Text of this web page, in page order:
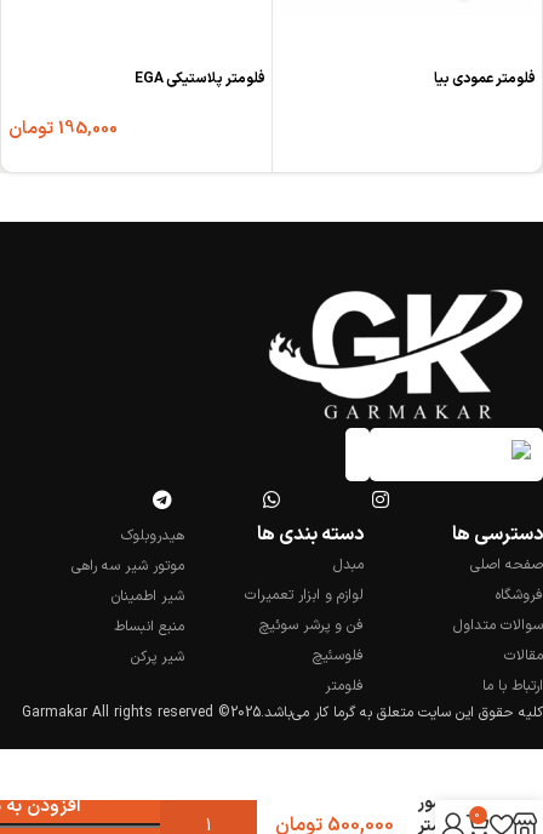
فلومتر عمودی بیا فلومتر پلاستیکی EGA
195,000تومان
دسترسی ها
صفحه اصلی
فروشگاه
سوالات متداول
مقالات
ارتباط با ما
دسته بندی ها
مبدل
لوازم و ابزار تعمیرات
فن و پرشر سوئیچ
فلوسئیچ
فلومتر
هیدروبلوک
موتور شیر سه راهی
شیر اطمینان
منبع انبساط
شیر پرکن
کلیه حقوق این سایت متعلق به گرما کار می‌باشد.2025© Garmakar All rights reserved
سنسور
فلومتر
500,000 تومان
افزودن
0